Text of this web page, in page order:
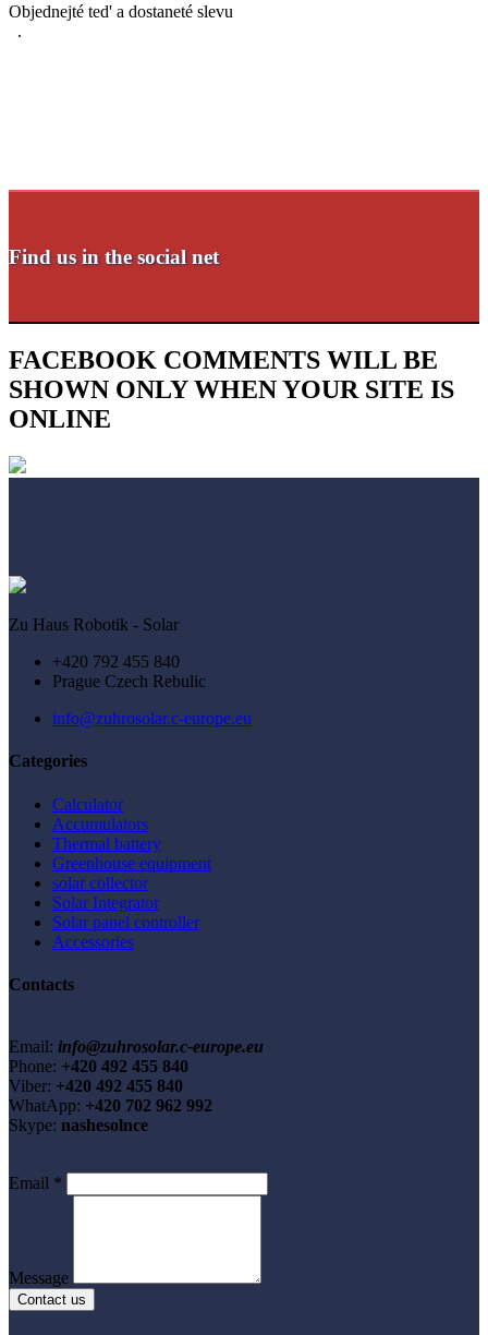
Objednejté ted' a dostaneté slevu
.
Find us in the social net
FACEBOOK COMMENTS WILL BE
SHOWN ONLY WHEN YOUR SITE IS
ONLINE
Zu Haus Robotik - Solar
+420 792 455 840
Prague Czech Rebulic
info@zuhrosolar.c-europe.eu
Categories
Calculator
Accumulators
Thermal battery
Greenhouse equipment
solar collector
Solar Integrator
Solar panel controller
Accessories
Contacts
Email: info@zuhrosolar.c-europe.eu
Phone: +420 492 455 840
Viber: +420 492 455 840
WhatApp: +420 702 962 992
Skype: nashesolnce
Email *
Message
Contact us